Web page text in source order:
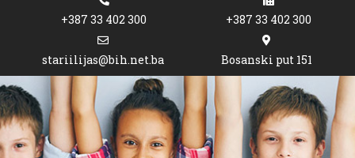
+387 33 402 300 +387 33 402 300
stariilijas@bih.net.ba Bosanski put 151